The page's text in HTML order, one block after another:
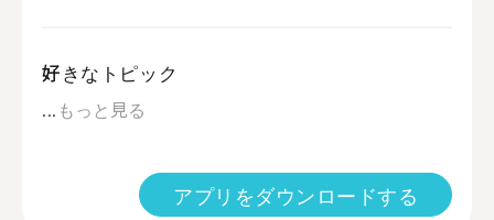
好きなトピック
... もっと見る
アプリをダウンロードする